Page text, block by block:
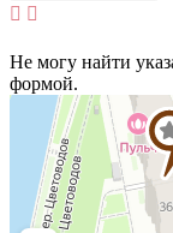
 
Не могу найти
формой.